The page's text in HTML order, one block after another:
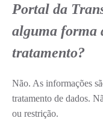
Informação ao Cidadão
IPTU
Leis Municipais
Principal
Portal da
alguma forma
tratamento?
Não. As informações
tratamento de dados.
ou restrição.